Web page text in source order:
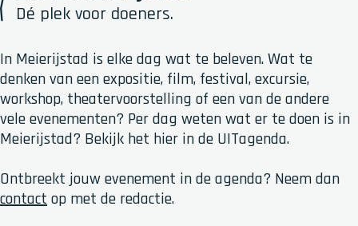
Dé plek voor doeners.
In Meierijstad is elke dag wat te beleven. Wat te
denken van een expositie, film, festival, excursie,
workshop, theatervoorstelling of een van de andere
vele evenementen? Per dag weten wat er te doen is in
Meierijstad? Bekijk het hier in de UITagenda.
Ontbreekt jouw evenement in de agenda? Neem dan
contact op met de redactie.